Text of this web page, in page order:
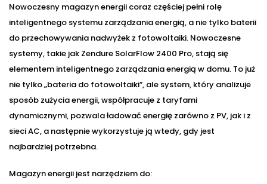
Nowoczesny magazyn energii coraz częściej pełni rolę
inteligentnego systemu zarządzania energią, a nie tylko baterii
do przechowywania nadwyżek z fotowoltaiki. Nowoczesne
systemy, takie jak Zendure SolarFlow 2400 Pro, stają się
elementem inteligentnego zarządzania energią w domu. To już
nie tylko „bateria do fotowoltaiki”, ale system, który analizuje
sposób zużycia energii, współpracuje z taryfami
dynamicznymi, pozwala ładować energię zarówno z PV, jak i z
sieci AC, a następnie wykorzystuje ją wtedy, gdy jest
najbardziej potrzebna.
Magazyn energii jest narzędziem do: